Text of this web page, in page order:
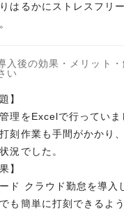
はるかにストレスフリ
入後の効果・メリット
い
】
理をExcelで行ってい
刻作業も手間がかかり
況でした。
】
ド クラウド勤怠を導入
も簡単に打刻できるよ